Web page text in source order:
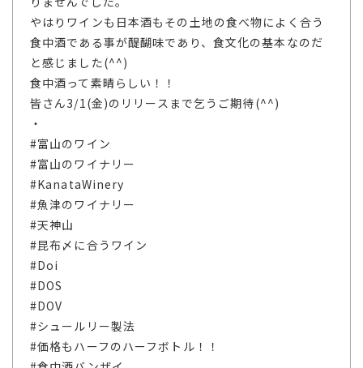
やはりワインも日本酒もその土地の食べ物によく合う
食中酒である事が醍醐味であり、食文化の基本なのだ
と感じました(^^)
食中酒って素晴らしい！！
皆さん3/1(金)のリリースまで乞うご期待(^^)
・
#富山のワイン
#富山のワイナリー
#KanataWinery
#魚津のワイナリー
#天神山
#昆布〆に合うワイン
#Doi
#DOS
#DOV
#シュールリー製法
#価格もハーフのハーフボトル！！